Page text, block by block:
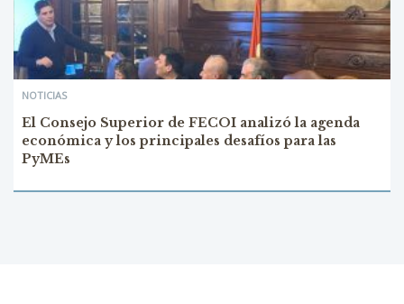
NOTICIAS
El Consejo Superior de FECOI analizó la agenda
económica y los principales desafíos para las
PyMEs